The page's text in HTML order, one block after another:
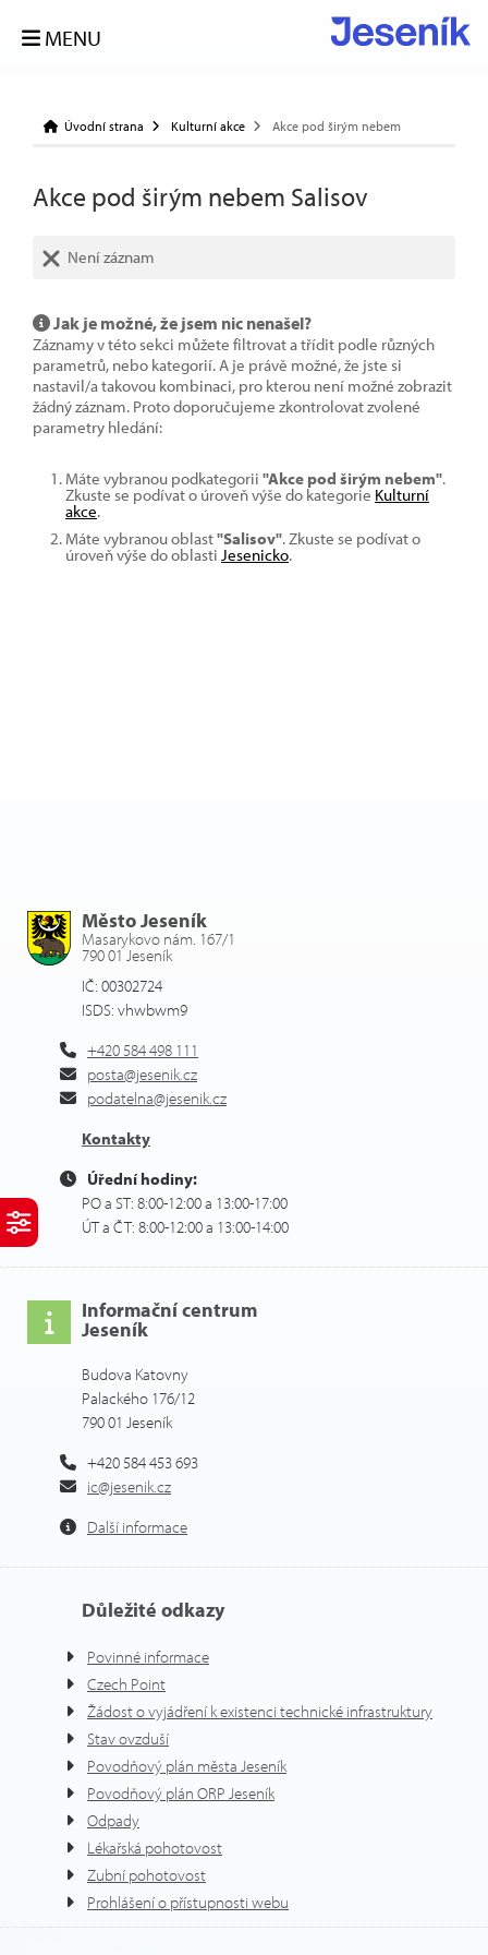
MENU
Úvodní strana Kulturní akce Akce pod širým nebem
Akce pod širým nebem Salisov
Není záznam
Jak je možné, že jsem nic nenašel?
Záznamy v této sekci můžete filtrovat a třídit podle různých
parametrů, nebo kategorií. A je právě možné, že jste si
nastavil/a takovou kombinaci, pro kterou není možné zobrazit
žádný záznam. Proto doporučujeme zkontrolovat zvolené
parametry hledání:
Máte vybranou podkategorii "Akce pod širým nebem".
Zkuste se podívat o úroveň výše do kategorie Kulturní
akce.
Máte vybranou oblast"Salisov". Zkuste se podívat o
úroveň výše do oblasti Jesenicko.
Město Jeseník
Masarykovo nám. 167/1
790 01 Jeseník
IČ: 00302724
ISDS: vhwbwm9
+420 584 498 111
posta@jesenik.cz
podatelna@jesenik.cz
Kontakty
Úřední hodiny:
PO a ST: 8:00-12:00 a 13:00-17:00
ÚT a ČT: 8:00-12:00 a 13:00-14:00
Informační centrum
Jeseník
Budova Katovny
Palackého 176/12
790 01 Jeseník
+420 584 453 693
ic@jesenik.cz
Další informace
Důležité odkazy
Povinné informace
Czech Point
Žádost o vyjádření k existenci technické infrastruktury
Stav ovzduší
Povodňový plán města Jeseník
Povodňový plán ORP Jeseník
Odpady
Lékařská pohotovost
Zubní pohotovost
Prohlášení o přístupnosti webu